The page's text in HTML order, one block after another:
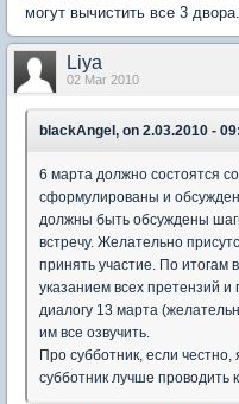
могут вычистить все 3 двора.
Liya
02 Mar 2010
blackAngel, on 2.03.2010 -
6 марта должно состоятся
сформулированы и
должны быть обсуждены
встречу. Желательно
принять участие. По итогам
указанием всех претензий
диалогу 13 марта
им все озвучить.
Про субботник, если
субботник лучше проводить